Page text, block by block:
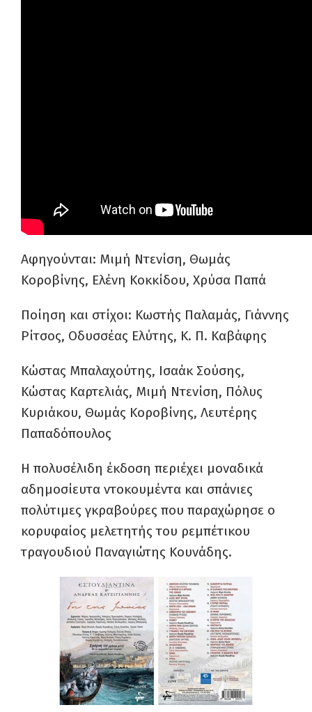
Αφηγούνται: Μιμή Ντενίση, Θωμάς
Κοροβίνης, Ελένη Κοκκίδου, Χρύσα Παπά
Ποίηση και στίχοι: Κωστής Παλαμάς, Γιάννης
Ρίτσος, Οδυσσέας Ελύτης, Κ. Π. Καβάφης
Κώστας Μπαλαχούτης, Ισαάκ Σούσης,
Κώστας Καρτελιάς, Μιμή Ντενίση, Πόλυς
Κυριάκου, Θωμάς Κοροβίνης, Λευτέρης
Παπαδόπουλος
Η πολυσέλιδη έκδοση περιέχει μοναδικά
αδημοσίευτα ντοκουμέντα και σπάνιες
πολύτιμες γκραβούρες που παραχώρησε ο
κορυφαίος μελετητής του ρεμπέτικου
τραγουδιού Παναγιώτης Κουνάδης.